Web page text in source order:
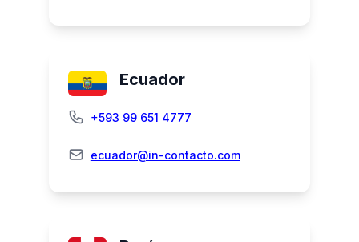
Ecuador
+593 99 651 4777
ecuador@in-contacto.com